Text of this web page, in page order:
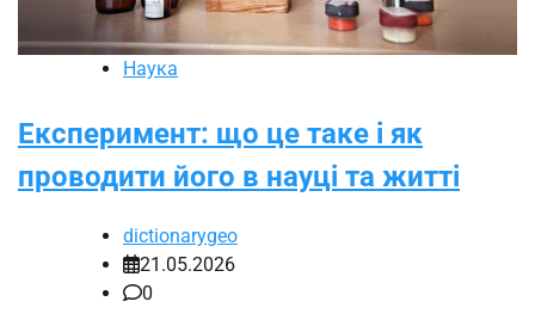
Наука
Експеримент: що це таке і як
проводити його в науці та житті
dictionarygeo
21.05.2026
0